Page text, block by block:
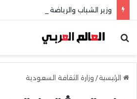
وزير الشباب والرياضة يهنئ منتخب
بحث عن
الرئيسية/ وزارة الثقافة السعودية